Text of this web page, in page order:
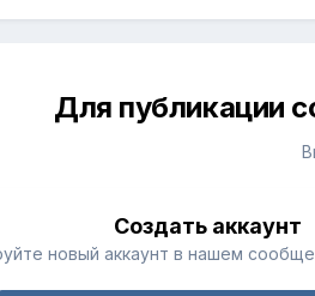
Для публикации
Создать аккаунт
новый аккаунт в нашем